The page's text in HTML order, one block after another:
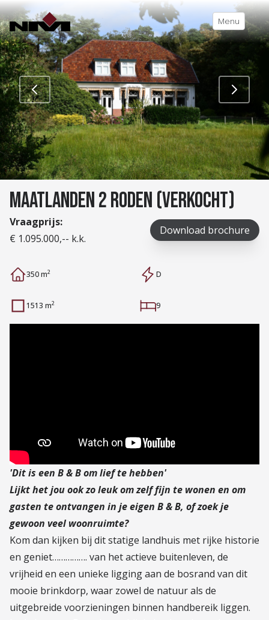
Menu
MAATLANDEN 2 RODEN (VERKOCHT)
Vraagprijs:
€ 1.095.000,-- k.k.
Download brochure
350 m2 D
1513 m2 9
'Dit is een B & B om lief te hebben'
Lijkt het jou ook zo leuk om zelf fijn te wonen en om
gasten te ontvangen in je eigen B & B, of zoek je
gewoon veel woonruimte?
Kom dan kijken bij dit statige landhuis met rijke historie
en geniet……………. van het actieve buitenleven, de
vrijheid en een unieke ligging aan de bosrand van dit
mooie brinkdorp, waar zowel de natuur als de
uitgebreide voorzieningen binnen handbereik liggen.